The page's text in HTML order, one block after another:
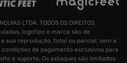
LTDA. TODOS OS DIREITOS
logotipo e marca são de
sua reprodução, total ou parcial, sem a
de pagamento exclusivos para
e suporte. Os estoques são limitados